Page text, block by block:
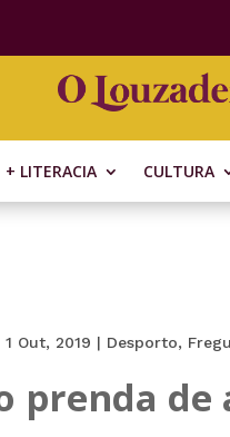
+ LITERACIA CULTURA
1 Out, 2019 | Desporto,
prenda